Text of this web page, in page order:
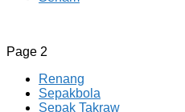
CV JAYA BERSAMA Co Id
Menyediakan Semua
Page 2
Renang
Sepakbola
Sepak Takraw